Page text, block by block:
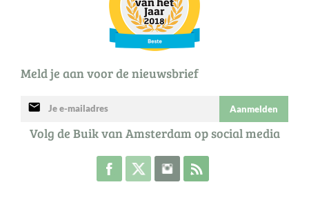
Meld je aan voor de nieuwsbrief
mail Aanmelden
Volg de Buik van Amsterdam op social media
Volg de Buik op Facebook
Volg de Buik op Twitter
Volg de Buik op Instagram